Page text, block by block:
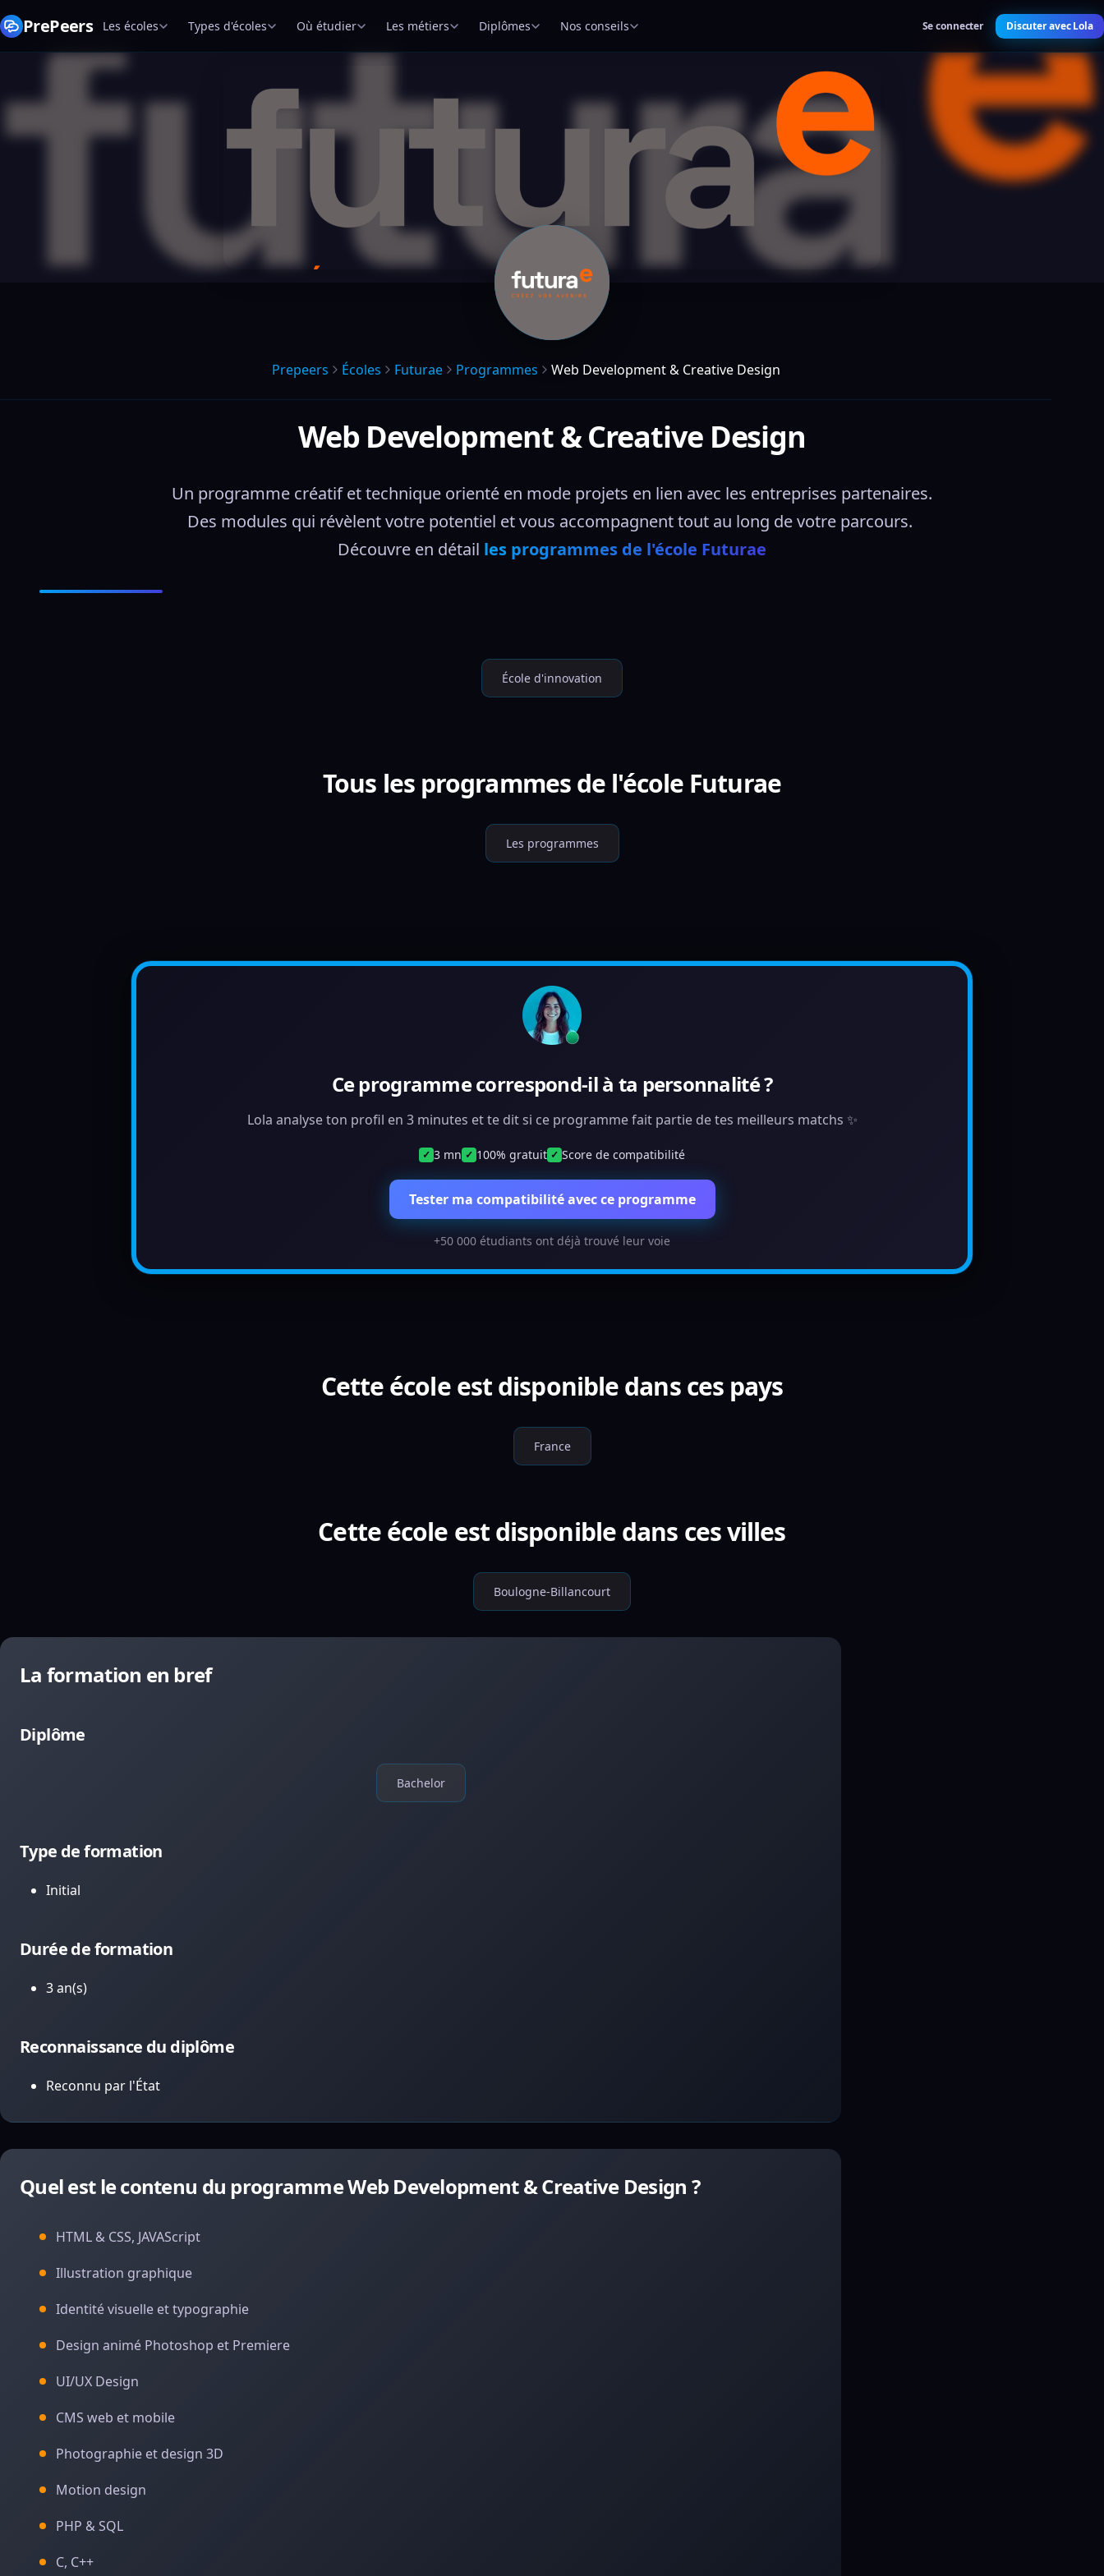
PrePeers Les écoles Types d'écoles Où étudier Les métiers Diplômes Nos conseils Se connecter Discuter avec Lola
Prepeers Écoles Futurae Programmes Web Development & Creative Design
Web Development & Creative Design
Un programme créatif et technique orienté en mode projets en lien avec les entreprises partenaires.
Des modules qui révèlent votre potentiel et vous accompagnent tout au long de votre parcours.
Découvre en détail les programmes de l'école Futurae
École d'innovation
Tous les programmes de l'école Futurae
Les programmes
Ce programme correspond-il à ta personnalité ?
Lola analyse ton profil en 3 minutes et te dit si ce programme fait partie de tes meilleurs matchs ✨
✓ 3 mn ✓ 100% gratuit ✓ Score de compatibilité
Tester ma compatibilité avec ce programme
+50 000 étudiants ont déjà trouvé leur voie
Cette école est disponible dans ces pays
France
Cette école est disponible dans ces villes
Boulogne-Billancourt
La formation en bref
Diplôme
Bachelor
Type de formation
Initial
Durée de formation
3 an(s)
Reconnaissance du diplôme
Reconnu par l'État
Quel est le contenu du programme Web Development & Creative Design ?
HTML & CSS, JAVAScript
Illustration graphique
Identité visuelle et typographie
Design animé Photoshop et Premiere
UI/UX Design
CMS web et mobile
Photographie et design 3D
Motion design
PHP & SQL
C, C++